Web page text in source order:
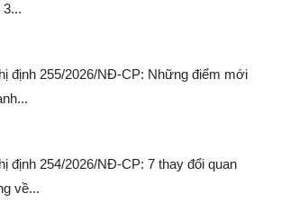
định 255/2026/NĐ-CP: Những điểm mới
định 254/2026/NĐ-CP: 7 thay đổi quan
về...